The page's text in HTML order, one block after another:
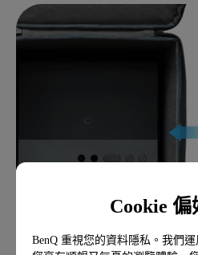
Cookie 偏
BenQ 重視您的資料隱私。我們